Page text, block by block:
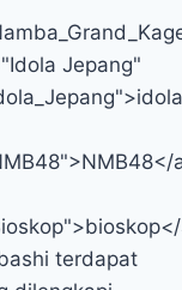
Jepang"
terdapat